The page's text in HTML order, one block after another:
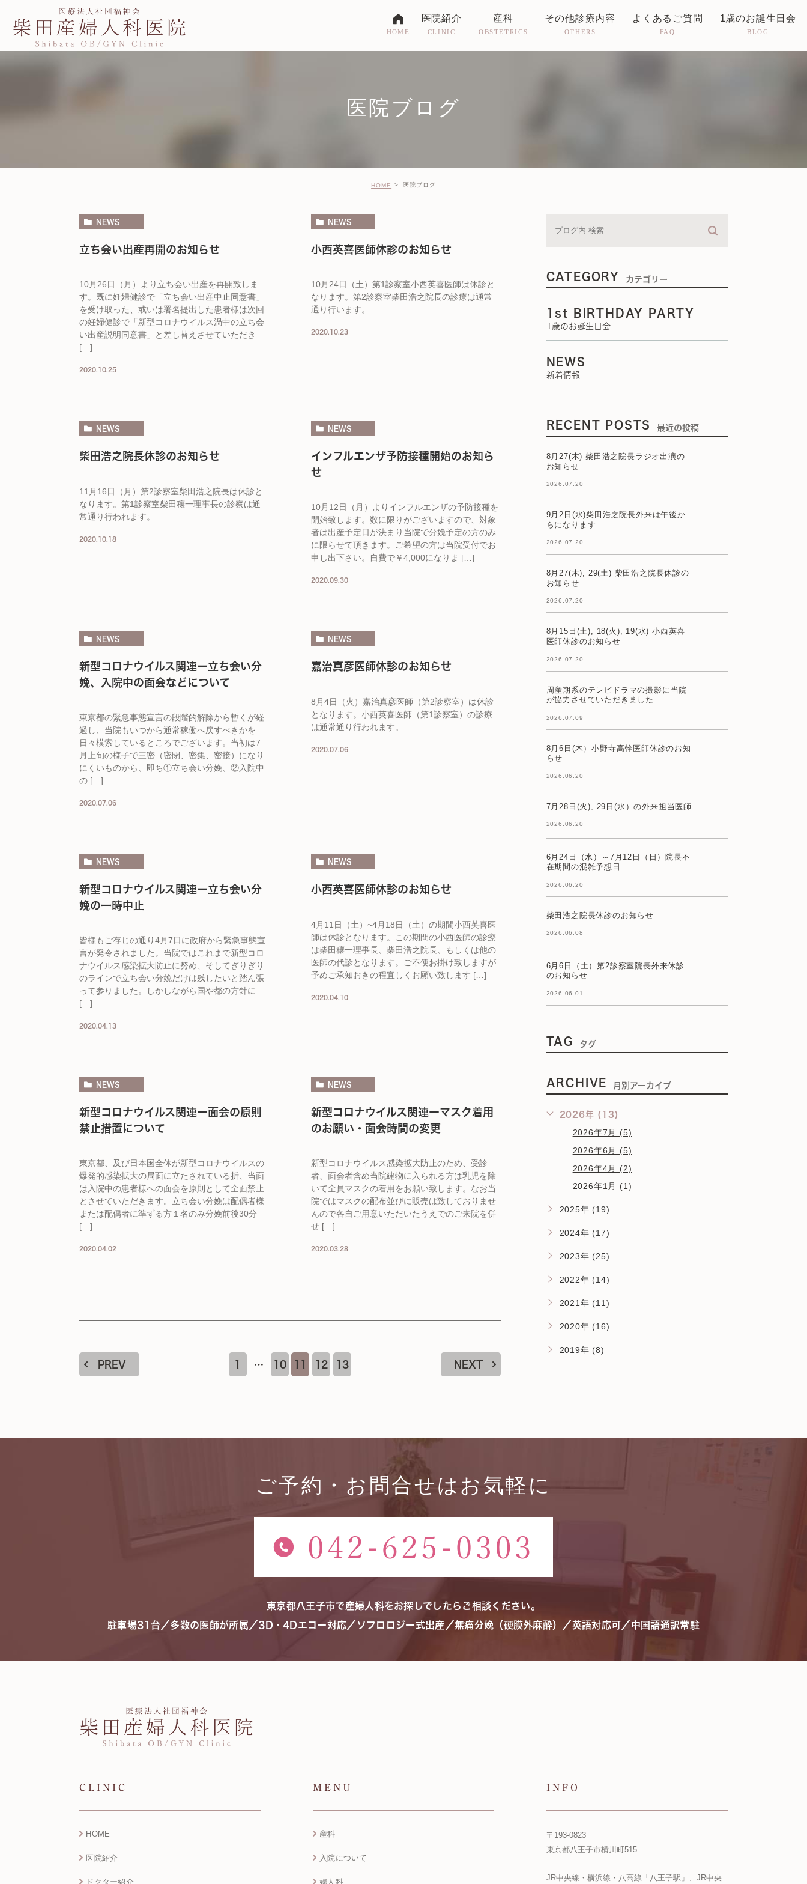
HOME
医院紹介
CLINIC
受付時間・アクセス
産科
OBSTETRICS
その他診療内容
OTHERS
よくあるご質問
FAQ
1歳のお誕生日会
BLOG
医院ブログ
HOME 医院ブログ
NEWS
立ち会い出産再開のお知らせ
10月26日（月）より立ち会い出産を再開致しま
す。既に妊婦健診で「立ち会い出産中止同意書」
を受け取った、或いは署名提出した患者様は次回
の妊婦健診で「新型コロナウイルス渦中の立ち会
い出産説明同意書」と差し替えさせていただき
[…]
2020.10.25
NEWS
小西英喜医師休診のお知らせ
10月24日（土）第1診察室小西英喜医師は休診と
なります。第2診察室柴田浩之院長の診療は通常
通り行います。
2020.10.23
NEWS
柴田浩之院長休診のお知らせ
11月16日（月）第2診察室柴田浩之院長は休診と
なります。第1診察室柴田穰一理事長の診察は通
常通り行われます。
2020.10.18
NEWS
インフルエンザ予防接種開始のお知ら
せ
10月12日（月）よりインフルエンザの予防接種を
開始致します。数に限りがございますので、対象
者は出産予定日が決まり当院で分娩予定の方のみ
に限らせて頂きます。ご希望の方は当院受付でお
申し出下さい。自費で￥4,000になりま […]
2020.09.30
NEWS
新型コロナウイルス関連ー立ち会い分
娩、入院中の面会などについて
東京都の緊急事態宣言の段階的解除から暫くが経
過し、当院もいつから通常稼働へ戻すべきかを
日々模索しているところでございます。当初は7
月上旬の様子で三密（密閉、密集、密接）になり
にくいものから、即ち①立ち会い分娩、②入院中
の […]
2020.07.06
NEWS
嘉治真彦医師休診のお知らせ
8月4日（火）嘉治真彦医師（第2診察室）は休診
となります。小西英喜医師（第1診察室）の診療
は通常通り行われます。
2020.07.06
NEWS
新型コロナウイルス関連ー立ち会い分
娩の一時中止
皆様もご存じの通り4月7日に政府から緊急事態宣
言が発令されました。当院ではこれまで新型コロ
ナウイルス感染拡大防止に努め、そしてぎりぎり
のラインで立ち会い分娩だけは残したいと踏ん張
って参りました。しかしながら国や都の方針に
[…]
2020.04.13
NEWS
小西英喜医師休診のお知らせ
4月11日（土）~4月18日（土）の期間小西英喜医
師は休診となります。この期間の小西医師の診療
は柴田穰一理事長、柴田浩之院長、もしくは他の
医師の代診となります。ご不便お掛け致しますが
予めご承知おきの程宜しくお願い致します […]
2020.04.10
NEWS
新型コロナウイルス関連ー面会の原則
禁止措置について
東京都、及び日本国全体が新型コロナウイルスの
爆発的感染拡大の局面に立たされている折、当面
は入院中の患者様への面会を原則として全面禁止
とさせていただきます。立ち会い分娩は配偶者様
または配偶者に準ずる方１名のみ分娩前後30分
[…]
2020.04.02
NEWS
新型コロナウイルス関連ーマスク着用
のお願い・面会時間の変更
新型コロナウイルス感染拡大防止のため、受診
者、面会者含め当院建物に入られる方は乳児を除
いて全員マスクの着用をお願い致します。なお当
院ではマスクの配布並びに販売は致しておりませ
んので各自ご用意いただいたうえでのご来院を併
せ […]
2020.03.28
PREV 1 … 10 11 12 13 NEXT
CATEGORY カテゴリー
1st BIRTHDAY PARTY
1歳のお誕生日会
NEWS
新着情報
RECENT POSTS 最近の投稿
8月27(木) 柴田浩之院長ラジオ出演の
お知らせ
2026.07.20
9月2日(水)柴田浩之院長外来は午後か
らになります
2026.07.20
8月27(木), 29(土) 柴田浩之院長休診の
お知らせ
2026.07.20
8月15日(土), 18(火), 19(水) 小西英喜
医師休診のお知らせ
2026.07.20
周産期系のテレビドラマの撮影に当院
が協力させていただきました
2026.07.09
8月6日(木）小野寺高幹医師休診のお知
らせ
2026.06.20
7月28日(火), 29日(水）の外来担当医師
2026.06.20
6月24日（水）～7月12日（日）院長不
在期間の混雑予想日
2026.06.20
柴田浩之院長休診のお知らせ
2026.06.08
6月6日（土）第2診察室院長外来休診
のお知らせ
2026.06.01
TAG タグ
ARCHIVE 月別アーカイブ
2026年 (13)
2026年7月 (5)
2026年6月 (5)
2026年4月 (2)
2026年1月 (1)
2025年 (19)
2024年 (17)
2023年 (25)
2022年 (14)
2021年 (11)
2020年 (16)
2019年 (8)
ご予約・お問合せはお気軽に
東京都八王子市で産婦人科をお探しでしたらご相談ください。
駐車場31台／多数の医師が所属／3D・4Dエコー対応／ソフロロジー式出産／無痛分娩（硬膜外麻酔）／英語対応可／中国語通訳常駐
CLINIC
HOME
医院紹介
ドクター紹介
MENU
産科
入院について
婦人科
INFO
〒193-0823
東京都八王子市横川町515
JR中央線・横浜線・八高線「八王子駅」、JR中央